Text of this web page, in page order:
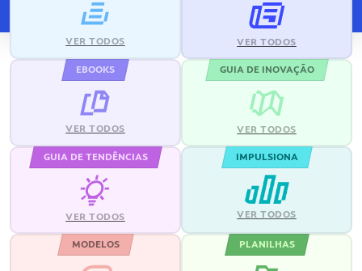
VER TODOS VER TODOS
EBOOKS
VER TODOS
GUIA DE INOVAÇÃO
VER TODOS
GUIA DE TENDÊNCIAS
VER TODOS
IMPULSIONA
VER TODOS
MODELOS PLANILHAS